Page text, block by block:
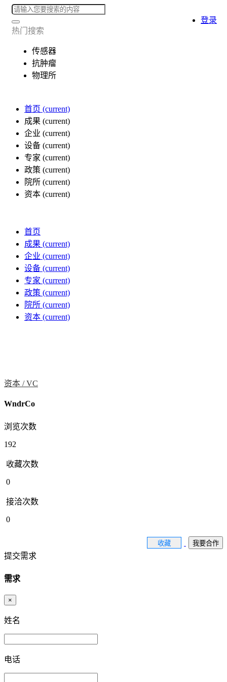
热门搜索
传感器
抗肿瘤
物理所
首页 (current)
成果 (current)
企业 (current)
设备 (current)
专家 (current)
政策 (current)
院所 (current)
资本 (current)
登录
首页
成果 (current)
企业 (current)
设备 (current)
专家 (current)
政策 (current)
院所 (current)
资本 (current)
资本 /VC
WndrCo
浏览次数
192
收藏次数
0
接洽次数
0
收藏 我要合作
提交需求
需求
×
姓名
电话